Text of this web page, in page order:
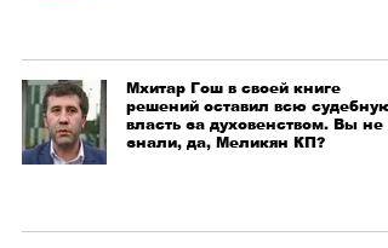
Мхитар Гош в своей книге
решений оставил всю судебную
власть за духовенством. Вы не
знали, да, Меликян КП?